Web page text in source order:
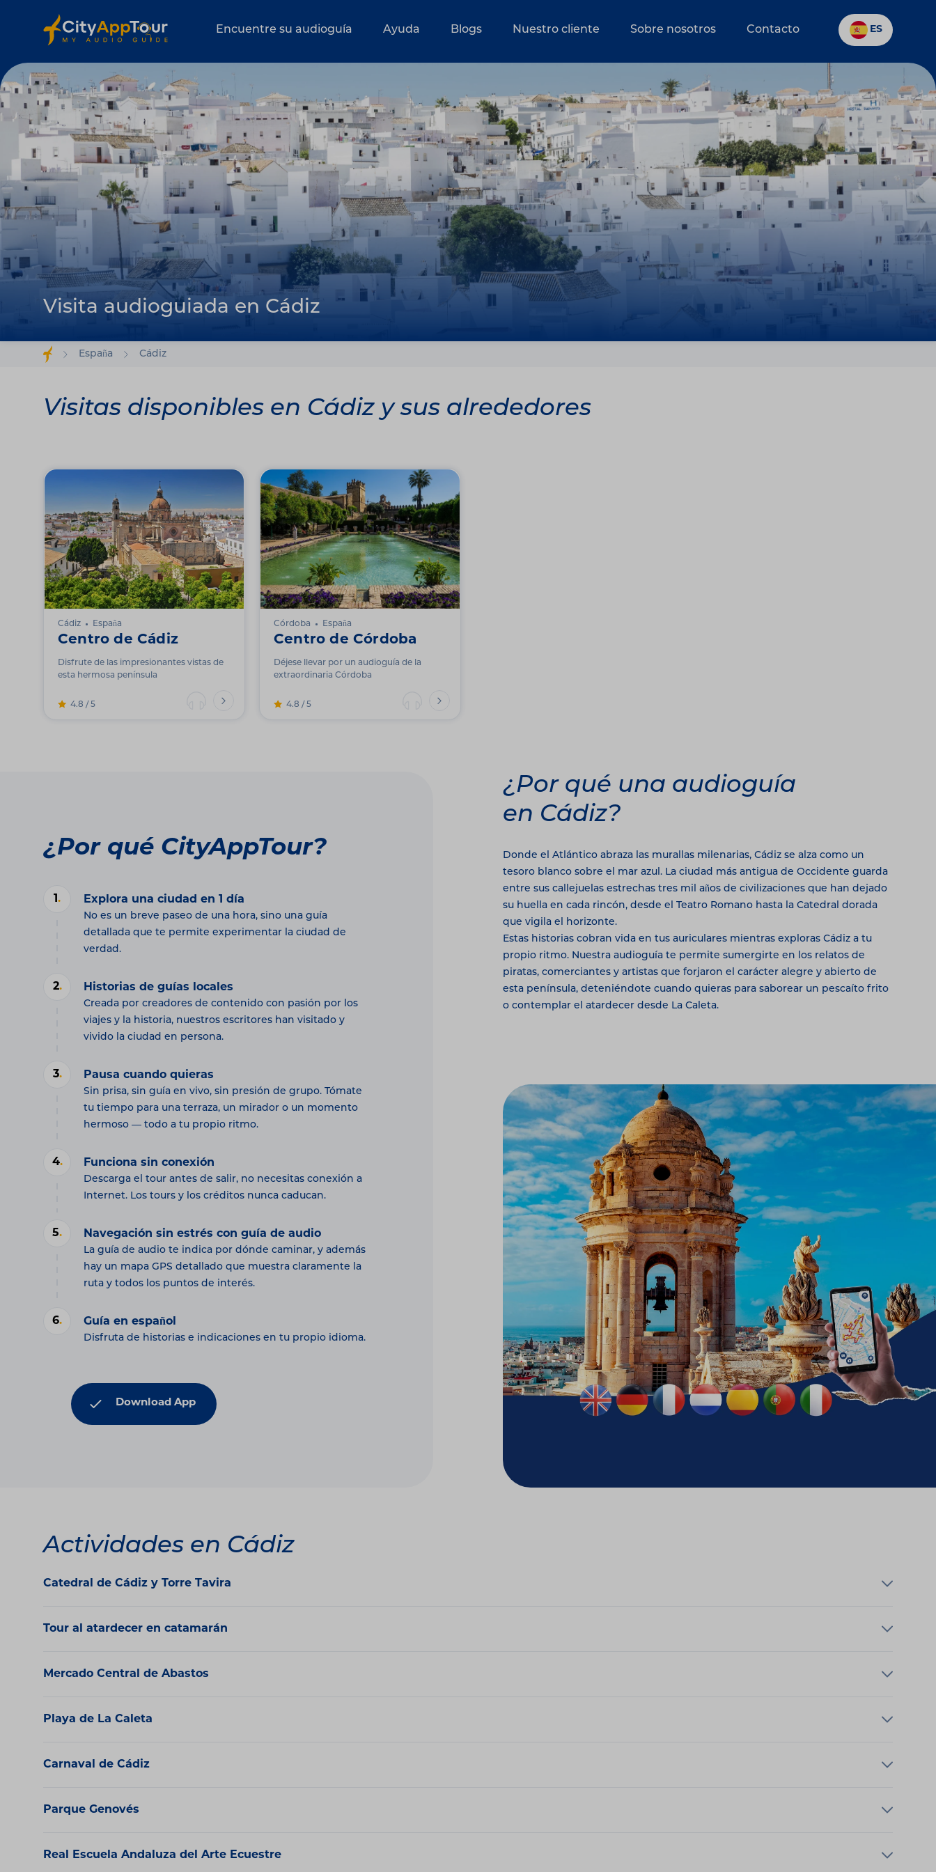
Encuentre su audioguía Ayuda Blogs Nuestro cliente Sobre nosotros Contacto ES
Visita audioguiada en Cádiz
España Cádiz
Visitas disponibles en Cádiz y sus alrededores
Cádiz España
Centro de Cádiz
Disfrute de las impresionantes vistas de
esta hermosa península
4.8 / 5
Córdoba España
Centro de Córdoba
Déjese llevar por un audioguía de la
extraordinaria Córdoba
4.8 / 5
¿Por qué CityAppTour?
. Explora una ciudad en 1 día
No es un breve paseo de una hora, sino una guía
detallada que te permite experimentar la ciudad de
verdad.
2. Historias de guías locales
Creada por creadores de contenido con pasión por los
viajes y la historia, nuestros escritores han visitado y
vivido la ciudad en persona.
3. Pausa cuando quieras
Sin prisa, sin guía en vivo, sin presión de grupo. Tómate
tu tiempo para una terraza, un mirador o un momento
hermoso — todo a tu propio ritmo.
4. Funciona sin conexión
Descarga el tour antes de salir, no necesitas conexión a
Internet. Los tours y los créditos nunca caducan.
5. Navegación sin estrés con guía de audio
La guía de audio te indica por dónde caminar, y además
hay un mapa GPS detallado que muestra claramente la
ruta y todos los puntos de interés.
6. Guía en español
Disfruta de historias e indicaciones en tu propio idioma.
Download App
¿Por qué una audioguía
en Cádiz?
Donde el Atlántico abraza las murallas milenarias, Cádiz se alza como un
tesoro blanco sobre el mar azul. La ciudad más antigua de Occidente guarda
entre sus callejuelas estrechas tres mil años de civilizaciones que han dejado
su huella en cada rincón, desde el Teatro Romano hasta la Catedral dorada
que vigila el horizonte.
Estas historias cobran vida en tus auriculares mientras exploras Cádiz a tu
propio ritmo. Nuestra audioguía te permite sumergirte en los relatos de
piratas, comerciantes y artistas que forjaron el carácter alegre y abierto de
esta península, deteniéndote cuando quieras para saborear un pescaíto frito
o contemplar el atardecer desde La Caleta.
Actividades en Cádiz
Catedral de Cádiz y Torre Tavira
Tour al atardecer en catamarán
Mercado Central de Abastos
Playa de La Caleta
Carnaval de Cádiz
Parque Genovés
Real Escuela Andaluza del Arte Ecuestre